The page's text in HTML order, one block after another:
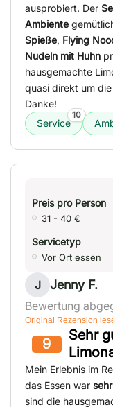
ausprobiert. Der
Ambiente
Spieße, Flying
Nudeln mit Huhn
hausgemachte
quasi direkt um
Danke!
Service
10
Preis pro Person
31 - 40 €
Servicetyp
Vor Ort essen
J Jenny F.
Bewertung
Original Rezension
9
Sehr
Mein Erlebnis im
das Essen war
sind die